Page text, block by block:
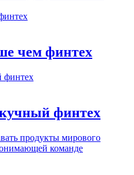
чем финтех
финтех